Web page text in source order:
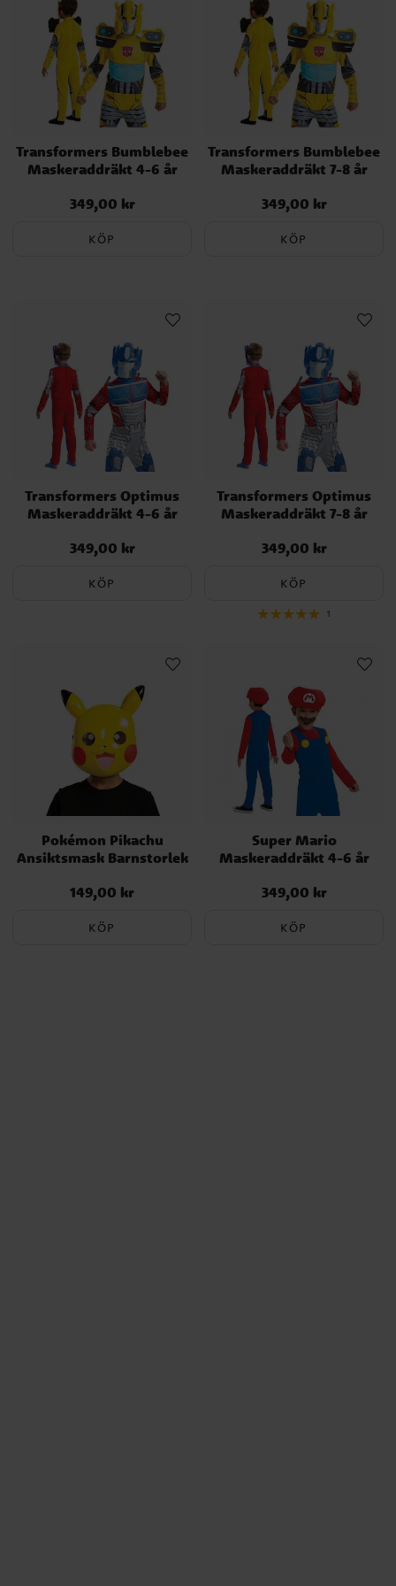
Transformers Bumblebee
Maskeraddräkt 4-6 år
Pris:349,00 kr
349,00 kr
KÖP
Transformers Bumblebee
Maskeraddräkt 7-8 år
Pris:349,00 kr
349,00 kr
KÖP
Transformers Optimus
Maskeraddräkt 4-6 år
Pris:349,00 kr
349,00 kr
KÖP
Transformers Optimus
Maskeraddräkt 7-8 år
Pris:349,00 kr
349,00 kr
KÖP
1
Pokémon Pikachu
Ansiktsmask Barnstorlek
Pris:149,00 kr
149,00 kr
KÖP
Super Mario
Maskeraddräkt 4-6 år
Pris:349,00 kr
349,00 kr
KÖP